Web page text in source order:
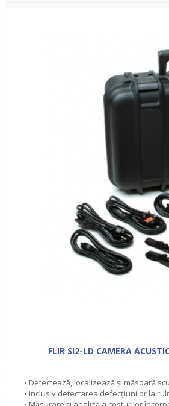
FLIR SI2-LD CAMERA
• Detectează, localizează și măsoară
• inclusiv detectarea defecțiunilor la